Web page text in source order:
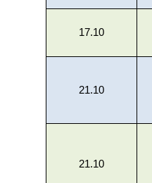
17.10
21.10
21.10